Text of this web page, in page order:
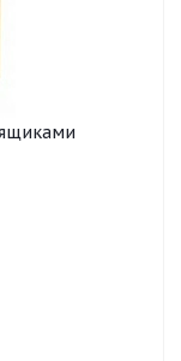
ящиками